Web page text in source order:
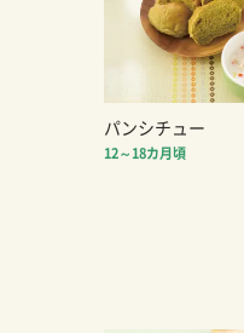
パンシチュー
12～18カ月頃